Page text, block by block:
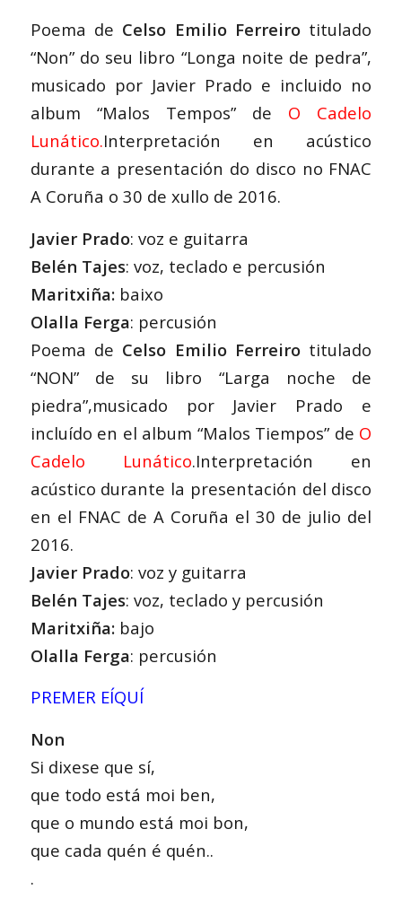
Poema de Celso Emilio Ferreiro titulado
“Non” do seu libro “Longa noite de pedra”,
musicado por Javier Prado e incluido no
album “Malos Tempos” de O Cadelo
Lunático.Interpretación en acústico
durante a presentación do disco no FNAC
A Coruña o 30 de xullo de 2016.
Javier Prado: voz e guitarra
Belén Tajes: voz, teclado e percusión
Maritxiña:baixo
Olalla Ferga: percusión
Poema de Celso Emilio Ferreiro titulado
“NON” de su libro “Larga noche de
piedra”,musicado por Javier Prado e
incluído en el album “Malos Tiempos” de O
Cadelo Lunático.Interpretación en
acústico durante la presentación del disco
en el FNAC de A Coruña el 30 de julio del
2016.
Javier Prado: voz y guitarra
Belén Tajes: voz, teclado y percusión
Maritxiña: bajo
Olalla Ferga: percusión
PREMER EÍQUÍ
Non
Si dixese que sí,
que todo está moi ben,
que o mundo está moi bon,
que cada quén é quén..
.